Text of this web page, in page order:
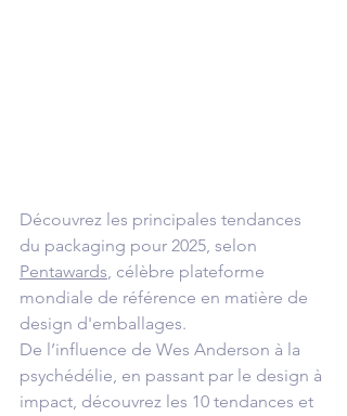
Découvrez les principales tendances
du packaging pour 2025, selon
Pentawards , célèbre plateforme
mondiale de référence en matière de
design d'emballages.
De l’influence de Wes Anderson à la
psychédélie, en passant par le design à
impact, découvrez les 10 tendances et